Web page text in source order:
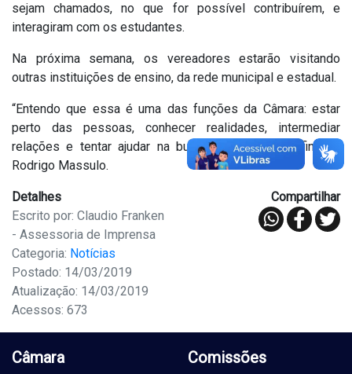
sejam chamados, no que for possível contribuírem, e
interagiram com os estudantes.
Na próxima semana, os vereadores estarão visitando
outras instituições de ensino, da rede municipal e estadual.
“Entendo que essa é uma das funções da Câmara: estar
perto das pessoas, conhecer realidades, intermediar
relações e tentar ajudar na busca de soluções”, finaliza
Rodrigo Massulo.
Detalhes
Escrito por: Claudio Franken
- Assessoria de Imprensa
Categoria: Notícias
Postado: 14/03/2019
Atualização: 14/03/2019
Acessos: 673
Compartilhar
Câmara Comissões